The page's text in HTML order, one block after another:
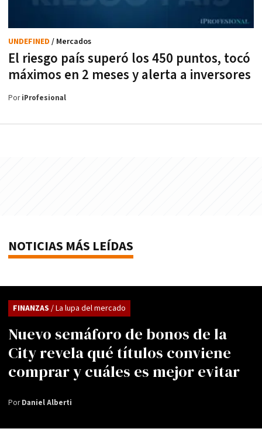
El riesgo país superó los 450 puntos, tocó
máximos en 2 meses y alerta a inversores
UNDEFINED / Mercados
PoriProfesional
NOTICIAS MÁS LEÍDAS
Nuevo semáforo de bonos de la
City revela qué títulos conviene
comprar y cuáles es mejor evitar
FINANZAS / La lupa del mercado
PorDaniel Alberti